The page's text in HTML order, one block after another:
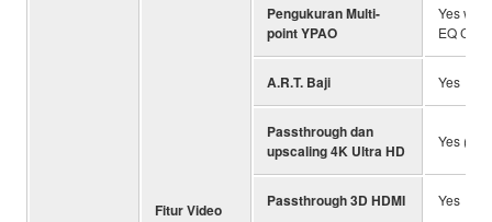
Fitur Video
Pengukuran Multi-
point YPAO
Yes
EQ
A.R.T. Baji Yes
Passthrough dan
upscaling 4K Ultra HD
Yes (4K
Passthrough 3D HDMI Yes